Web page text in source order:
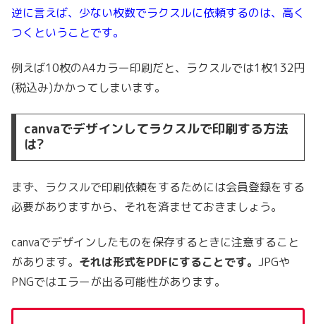
逆に言えば、少ない枚数でラクスルに依頼するのは、高く
つくということです。
例えば10枚のA4カラー印刷だと、ラクスルでは1枚132円
(税込み)かかってしまいます。
canvaでデザインしてラクスルで印刷する方法
は?
まず、ラクスルで印刷依頼をするためには会員登録をする
必要がありますから、それを済ませておきましょう。
canvaでデザインしたものを保存するときに注意すること
があります。 それは形式をPDFにすることです。 JPGや
PNGではエラーが出る可能性があります。